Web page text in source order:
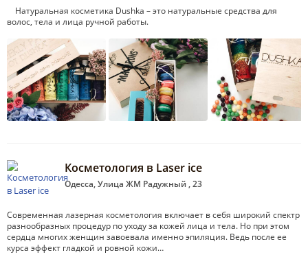
Натуральная косметика Dushka – это натуральные средства для
волос, тела и лица ручной работы.
Косметология в Laser ice
Одесса, Улица ЖМ Радужный , 23
Современная лазерная косметология включает в себя широкий спектр
разнообразных процедур по уходу за кожей лица и тела. Но при этом
сердца многих женщин завоевала именно эпиляция. Ведь после ее
курса эффект гладкой и ровной кожи…